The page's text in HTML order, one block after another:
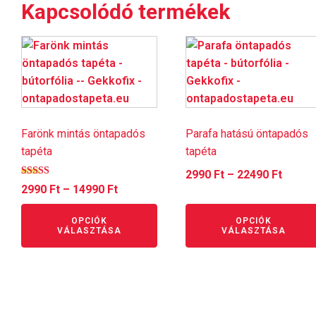
Kapcsolódó termékek
Farönk mintás öntapadós
tapéta
Értékelés:
5.00
/ 5
2990 Ft – 14990 FtÁrtartomány:
2990 Ft
-
OPCIÓK
VÁLASZTÁSA
Ennek
a
terméknek
több
van.
A
változatok
a
termékoldalon
választhatók
Parafa hatású öntapadós
tapéta
2990 Ft – 22490 Ft
22490
OPCIÓK
VÁLASZTÁSA
Ennek
a
terméknek
több
van.
A
változatok
termékoldalon
választhatók